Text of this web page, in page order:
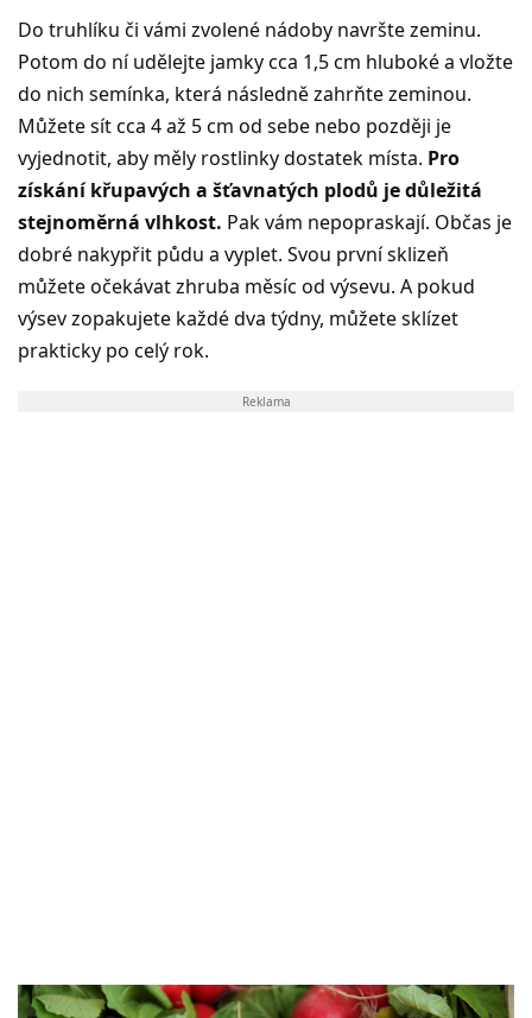
Do truhlíku či vámi zvolené nádoby navršte zeminu.
Potom do ní udělejte jamky cca 1,5 cm hluboké a vložte
do nich semínka, která následně zahrňte zeminou.
Můžete sít cca 4 až 5 cm od sebe nebo později je
vyjednotit, aby měly rostlinky dostatek místa. Pro
získání křupavých a šťavnatých plodů je důležitá
stejnoměrná vlhkost. Pak vám nepopraskají. Občas je
dobré nakypřit půdu a vyplet. Svou první sklizeň
můžete očekávat zhruba měsíc od výsevu. A pokud
výsev zopakujete každé dva týdny, můžete sklízet
prakticky po celý rok.
Reklama